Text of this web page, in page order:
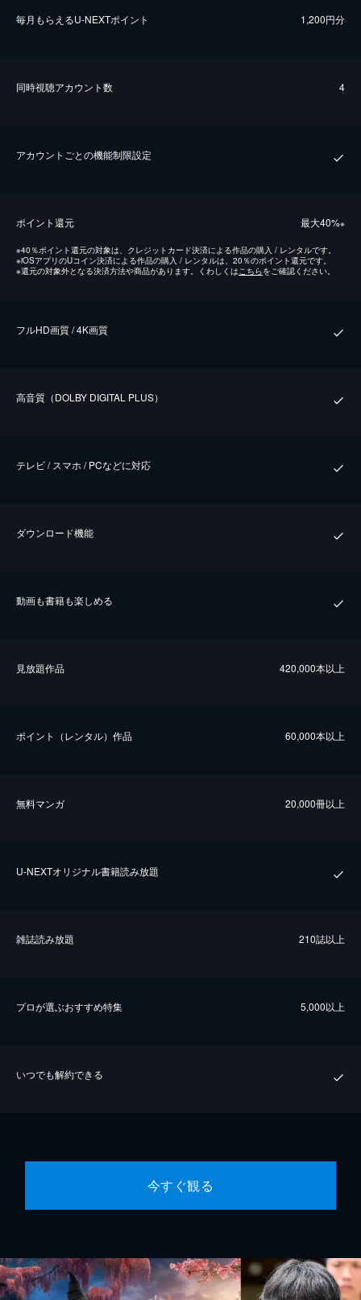
毎⽉もらえるU-NEXTポイント 1,200円分
同時視聴アカウント数 4
アカウントごとの機能制限設定
ポイント還元 最⼤40%※
※40％ポイント還元の対象は、クレジットカード決済による作品の購入 / レンタルです。
※iOSアプリのUコイン決済による作品の購入 / レンタルは、20％のポイント還元です。
※還元の対象外となる決済方法や商品があります。くわしくは こちらをご確認ください。
フルHD画質 / 4K画質
⾼⾳質（DOLBY DIGITAL PLUS）
テレビ / スマホ / PCなどに対応
ダウンロード機能
動画も書籍も楽しめる
⾒放題作品 420,000本以上
ポイント（レンタル）作品 60,000本以上
無料マンガ 20,000冊以上
U-NEXTオリジナル書籍読み放題
雑誌読み放題 210誌以上
プロが選ぶおすすめ特集 5,000以上
いつでも解約できる
今すぐ観る